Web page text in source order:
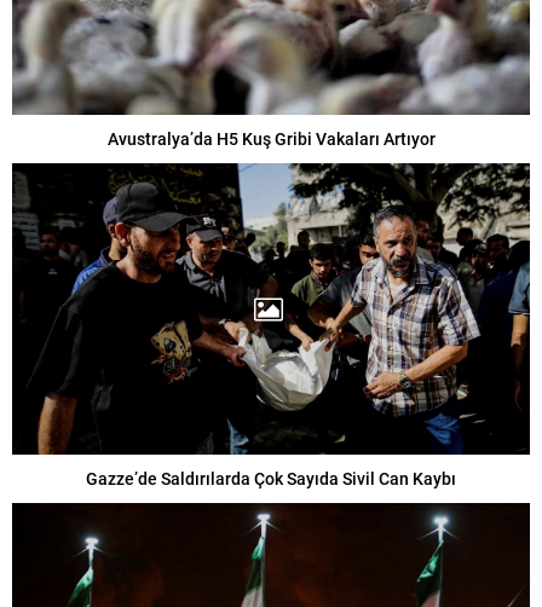
Avustralya’da H5 Kuş Gribi Vakaları Artıyor
Gazze’de Saldırılarda Çok Sayıda Sivil Can Kaybı